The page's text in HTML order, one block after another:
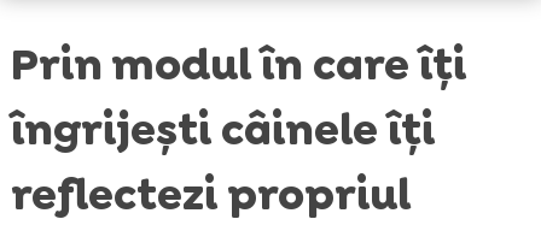
Prin modul în care îți
îngrijești câinele îți
reflectezi propriul